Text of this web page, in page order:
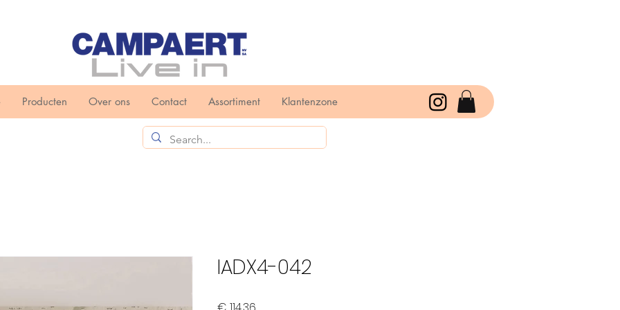
Producten Over ons Contact Assortiment Klantenzone
IADX4-042